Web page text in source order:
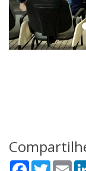
Facebook
Twitter